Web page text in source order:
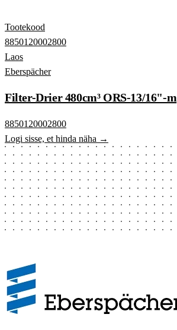
Tootekood
8850120002800
Laos
Eberspächer
Filter-Drier 480cm³ ORS-13/16"-m
8850120002800
Logi sisse, et hinda näha →